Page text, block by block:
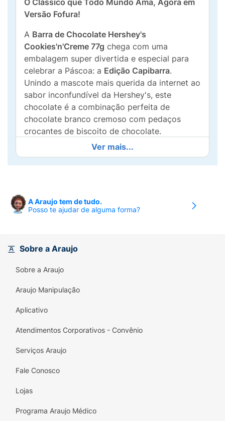
O Clássico que Todo Mundo Ama, Agora em
Versão Fofura!
A Barra de Chocolate Hershey's
Cookies'n'Creme 77g chega com uma
embalagem super divertida e especial para
celebrar a Páscoa: a Edição Capibarra.
Unindo a mascote mais querida da internet ao
sabor inconfundível da Hershey's, este
chocolate é a combinação perfeita de
chocolate branco cremoso com pedaços
crocantes de biscoito de chocolate.
Ideal para presentear, compartilhar ou
saborear sozinho, a barra de 77g traz a
opção criativa e deliciosa para fugir do ovo
de Páscoa tradicional.
Sabor Icônico:
com muito biscoito.
Edição Limitada:
"Capibarra da Páscoa".
barra.
Presenteável:
chocolate desde 1894.
Especificações Técnicas:
Ver mais...
A Araujo tem de tudo.
Posso te ajudar de alguma forma?
Sobre a Araujo
Sobre a Araujo
Araujo Manipulação
Aplicativo
Atendimentos Corporativos - Convênio
Serviços Araujo
Fale Conosco
Lojas
Programa Araujo Médico